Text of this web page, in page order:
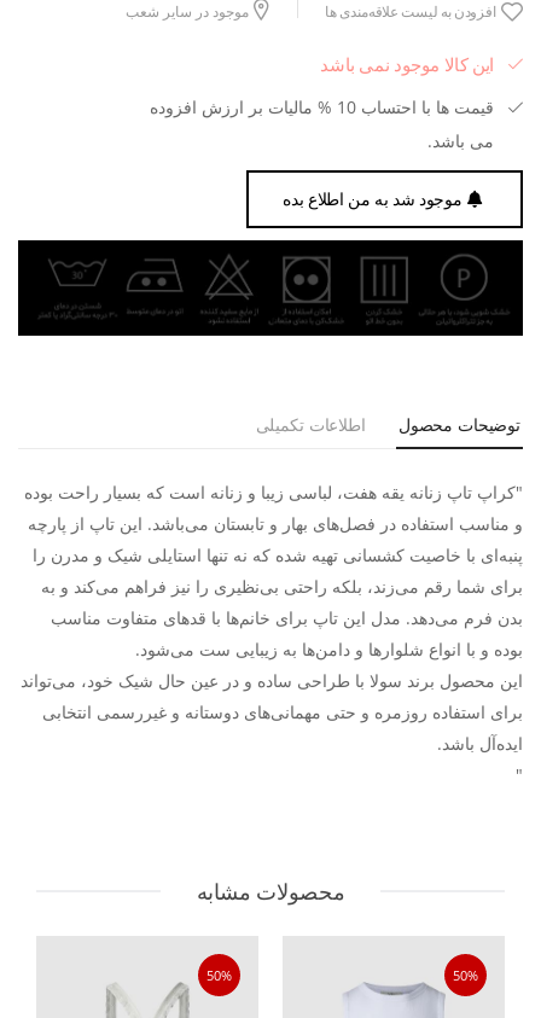
افزودن به لیست علاقه‌مندی ها موجود در سایر شعب
این کالا موجود نمی باشد
قیمت ها با احتساب 10 % مالیات بر ارزش افزوده
می باشد.
موجود شد به من اطلاع بده
توضیحات محصول اطلاعات تکمیلی
"کراپ تاپ زنانه یقه هفت، لباسی زیبا و زنانه است که بسیار راحت بوده
و مناسب استفاده در فصل‌های بهار و تابستان می‌باشد. این تاپ از پارچه
پنبه‌ای با خاصیت کشسانی تهیه شده که نه تنها استایلی شیک و مدرن را
برای شما رقم می‌زند، بلکه راحتی بی‌نظیری را نیز فراهم می‌کند و به
بدن فرم می‌دهد. مدل این تاپ برای خانم‌ها با قدهای متفاوت مناسب
بوده و با انواع شلوارها و دامن‌ها به زیبایی ست می‌شود.
این محصول برند سولا با طراحی ساده و در عین حال شیک خود، می‌تواند
برای استفاده روزمره و حتی مهمانی‌های دوستانه و غیررسمی انتخابی
ایده‌آل باشد.
"
محصولات مشابه
50%
50%